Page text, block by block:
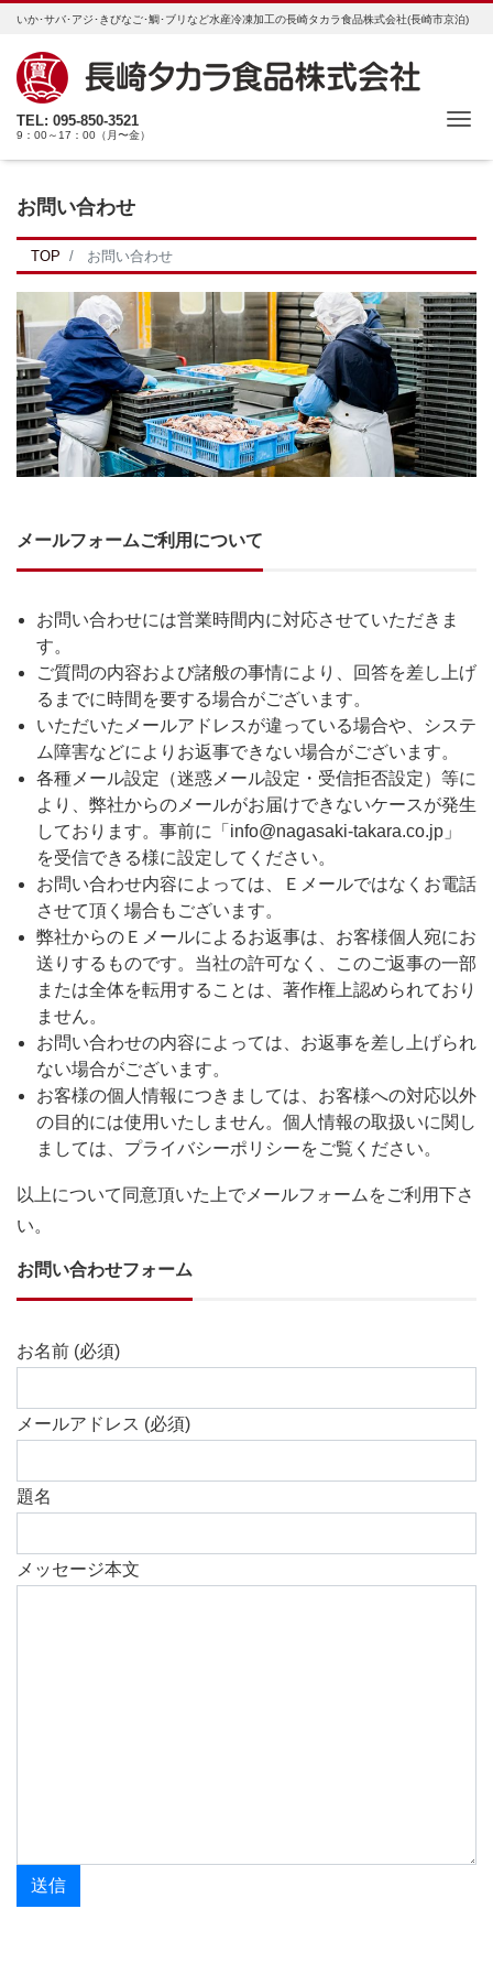
いか･サバ･アジ･きびなご･鯛･ブリなど水産冷凍加工の長崎タカラ食品株式会社(長崎市京泊)
TEL: 095-850-3521
9：00～17：00（月〜金）
ナ
お問い合わせ
TOP お問い合わせ
メールフォームご利用について
お問い合わせには営業時間内に対応させていただきま
す。
ご質問の内容および諸般の事情により、回答を差し上げ
るまでに時間を要する場合がございます。
いただいたメールアドレスが違っている場合や、システ
ム障害などによりお返事できない場合がございます。
各種メール設定（迷惑メール設定・受信拒否設定）等に
より、弊社からのメールがお届けできないケースが発生
しております。事前に「info@nagasaki-takara.co.jp」
を受信できる様に設定してください。
お問い合わせ内容によっては、Ｅメールではなくお電話
させて頂く場合もございます。
弊社からのＥメールによるお返事は、お客様個人宛にお
送りするものです。当社の許可なく、このご返事の一部
または全体を転用することは、著作権上認められており
ません。
お問い合わせの内容によっては、お返事を差し上げられ
ない場合がございます。
お客様の個人情報につきましては、お客様への対応以外
の目的には使用いたしません。個人情報の取扱いに関し
ましては、プライバシーポリシーをご覧ください。
以上について同意頂いた上でメールフォームをご利用下さ
い。
お問い合わせフォーム
お名前 (必須)
メールアドレス (必須)
題名
メッセージ本文